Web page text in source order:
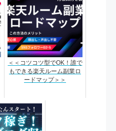
＜＜コツコツ型でOK！誰で
もできる楽天ルーム副業ロ
ードマップ＞＞